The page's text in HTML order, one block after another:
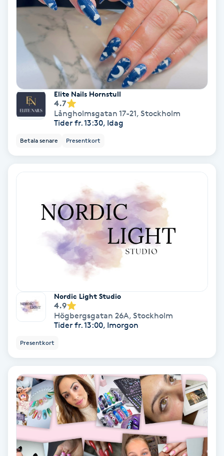
Gel naglar
Gelenaglar
Gellack
Gellack med förstärkning
Gravidmassage
Gua Sha-massage
Headspa
Healing
Herrklippning
HIFU
Hollywood Peel
Hot Stone Massage
Elite Nails Hornstull
4.7
Långholmsgatan 17-21, Stockholm
Tider fr. 13:30, Idag
Betala senare Presentkort
Nordic Light Studio
4.9
Högbergsgatan 26A, Stockholm
Tider fr. 13:00, Imorgon
Presentkort